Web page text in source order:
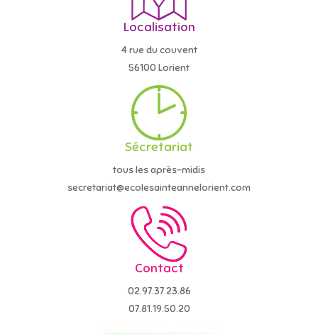
Localisation
4 rue du couvent
56100 Lorient
Sécretariat
tous les après-midis
secretariat@ecolesainteannelorient.com
Contact
02.97.37.23.86
07.81.19.50.20